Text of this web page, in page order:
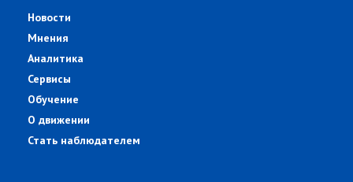
Новости
Мнения
Аналитика
Сервисы
Обучение
О движении
Стать наблюдателем